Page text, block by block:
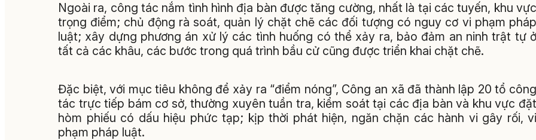
Ngoài ra, công tác nắm tình hình địa bàn được tăng cường, nhất là tại các tuyến, khu vực
trọng điểm; chủ động rà soát, quản lý chặt chẽ các đối tượng có nguy cơ vi phạm pháp
luật; xây dựng phương án xử lý các tình huống có thể xảy ra, bảo đảm an ninh trật tự ở
tất cả các khâu, các bước trong quá trình bầu cử cũng được triển khai chặt chẽ.
Đặc biệt, với mục tiêu không để xảy ra “điểm nóng”, Công an xã đã thành lập 20 tổ công
tác trực tiếp bám cơ sở, thường xuyên tuần tra, kiểm soát tại các địa bàn và khu vực đặt
hòm phiếu có dấu hiệu phức tạp; kịp thời phát hiện, ngăn chặn các hành vi gây rối, vi
phạm pháp luật.